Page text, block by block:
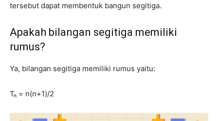
tersebut dapat membentuk bangun segitiga.
Apakah bilangan segitiga memiliki
rumus?
Ya, bilangan segitiga memiliki rumus yaitu:
Tₙ = n(n+1)/2